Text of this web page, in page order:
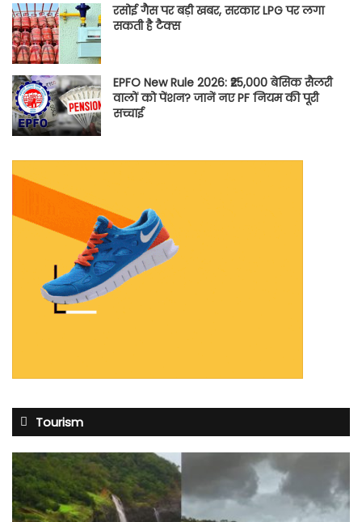
रसोई गैस पर बड़ी खबर, सरकार LPG पर लगा
सकती है टैक्स
EPFO New Rule 2026: ₹25,000 बेसिक सैलरी
वालों को पेंशन? जानें नए PF नियम की पूरी
सच्चाई
Tourism